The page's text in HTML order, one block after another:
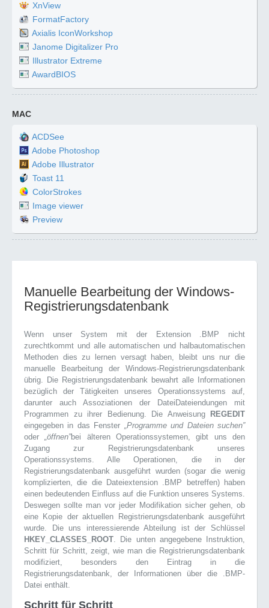
XnView
FormatFactory
Axialis IconWorkshop
Janome Digitalizer Pro
Illustrator Extreme
AwardBIOS
MAC
ACDSee
Adobe Photoshop
Adobe Illustrator
Toast 11
ColorStrokes
Image viewer
Preview
Manuelle Bearbeitung der Windows-
Registrierungsdatenbank
Wenn unser System mit der Extension .BMP nicht
zurechtkommt und alle automatischen und halbautomatischen
Methoden dies zu lernen versagt haben, bleibt uns nur die
manuelle Bearbeitung der Windows-Registrierungsdatenbank
übrig. Die Registrierungsdatenbank bewahrt alle Informationen
bezüglich der Tätigkeiten unseres Operationssystems auf,
darunter auch Assoziationen der DateiDateiendungen mit
Programmen zu ihrer Bedienung. Die Anweisung
REGEDIT
eingegeben in das Fenster „Programme und Dateien suchen”
oder„öffnen”bei älteren Operationssystemen, gibt uns den
Zugang zur Registrierungsdatenbank unseres
Operationssystems. Alle Operationen, die in der
Registrierungsdatenbank ausgeführt wurden (sogar die wenig
komplizierten, die die Dateiextension .BMP betreffen) haben
einen bedeutenden Einfluss auf die Funktion unseres Systems.
Deswegen sollte man vor jeder Modifikation sicher gehen, ob
eine Kopie der aktuellen Registrierungsdatenbank ausgeführt
wurde. Die uns interessierende Abteilung ist der Schlüssel
HKEY_CLASSES_ROOT. Die unten angegebene Instruktion,
Schritt für Schritt, zeigt, wie man die Registrierungsdatenbank
modifiziert, besonders den Eintrag in die
Registrierungsdatenbank, der Informationen über die .BMP-
Datei enthält.
Schritt für Schritt